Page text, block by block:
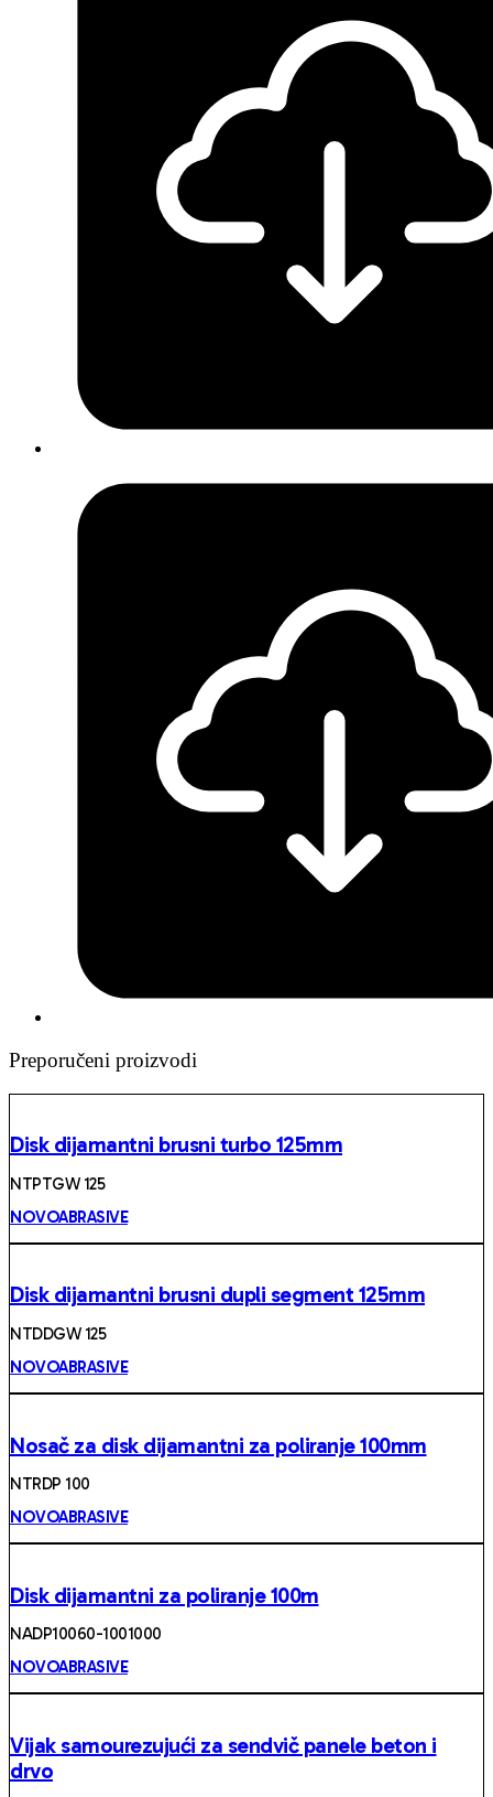
Preporučeni proizvodi
Disk dijamantni brusni turbo 125mm
NTPTGW 125
NOVOABRASIVE
Disk dijamantni brusni dupli segment 125mm
NTDDGW 125
NOVOABRASIVE
Nosač za disk dijamantni za poliranje 100mm
NTRDP 100
NOVOABRASIVE
Disk dijamantni za poliranje 100m
NADP10060-1001000
NOVOABRASIVE
Vijak samourezujući za sendvič panele beton i
drvo